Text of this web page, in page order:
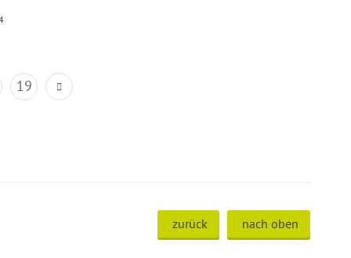
19
zurück nach oben